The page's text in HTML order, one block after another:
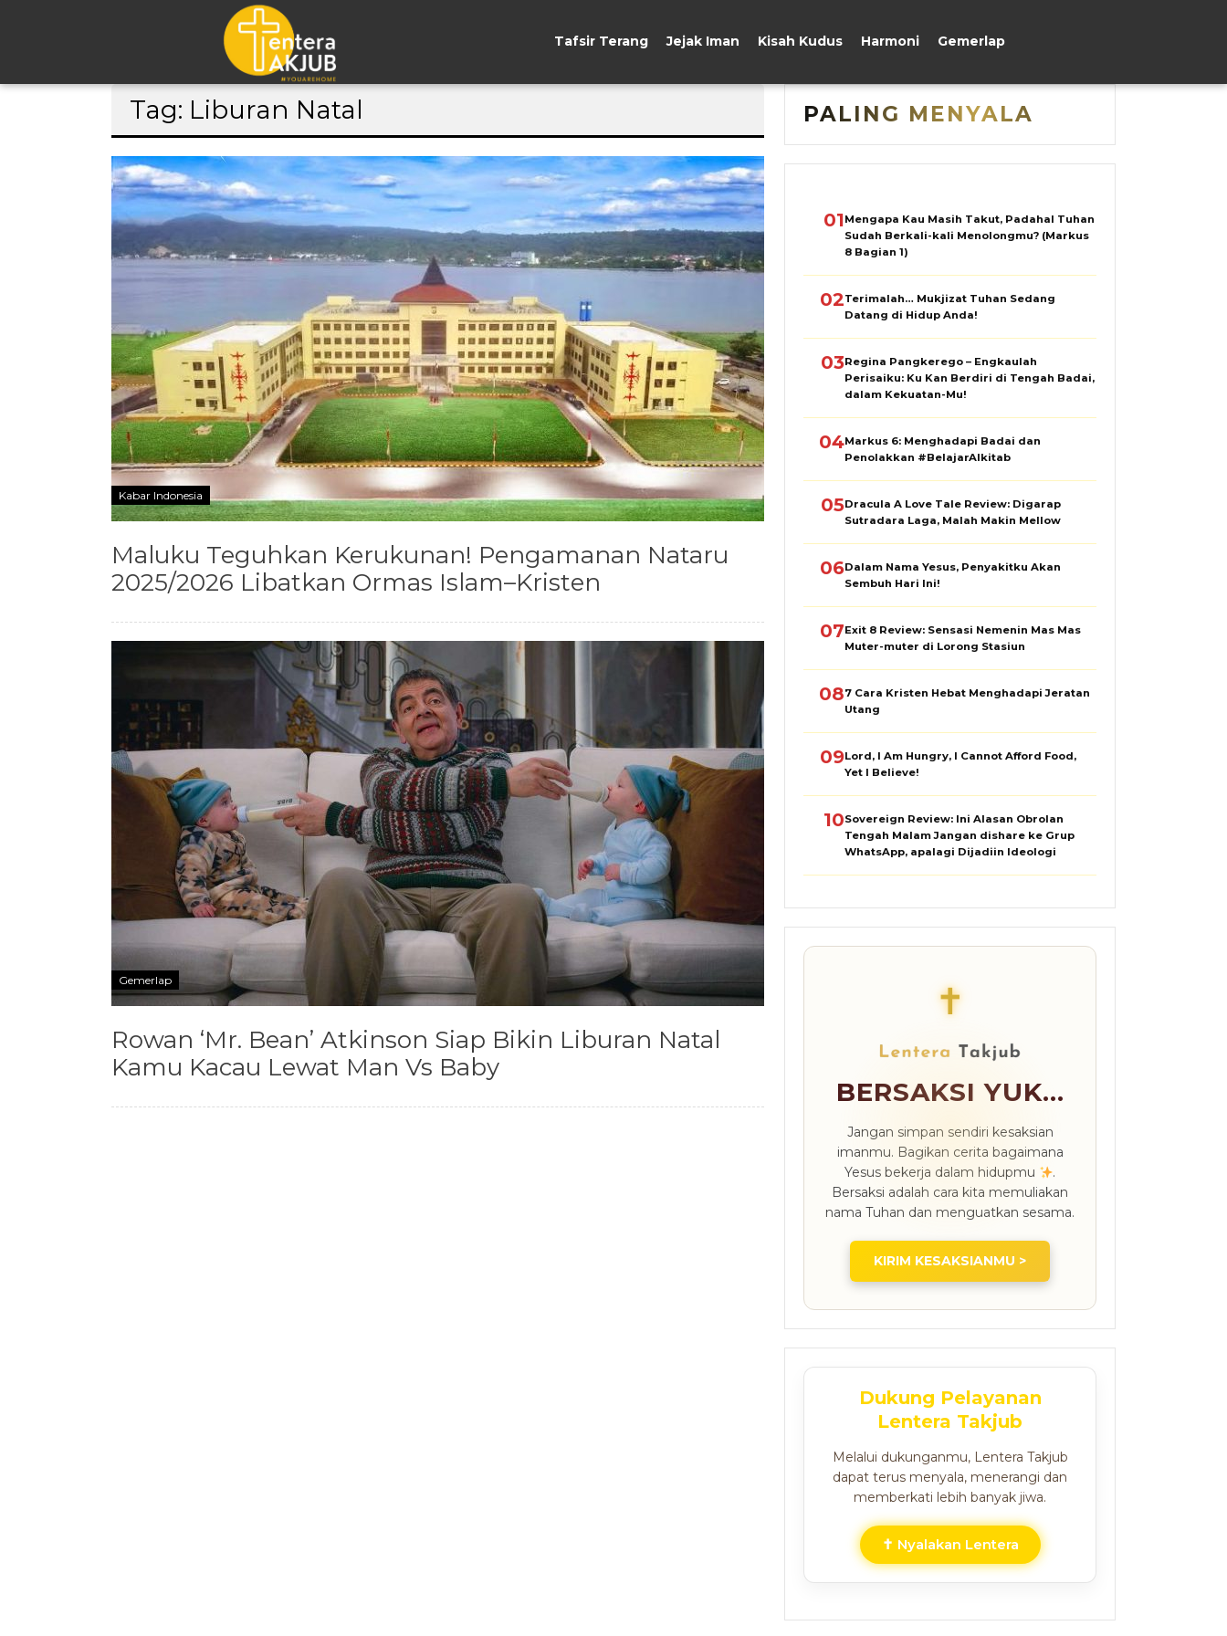
Tafsir Terang Jejak Iman Kisah Kudus Harmoni Gemerlap
Lompat
Tag: Liburan Natal
Kabar Indonesia
Maluku Teguhkan Kerukunan! Pengamanan Nataru
2025/2026 Libatkan Ormas Islam–Kristen
Gemerlap
Rowan ‘Mr. Bean’ Atkinson Siap Bikin Liburan Natal
Kamu Kacau Lewat Man Vs Baby
PALING MENYALA
01Mengapa Kau Masih Takut, Padahal Tuhan
Sudah Berkali-kali Menolongmu? (Markus
8 Bagian 1)
02Terimalah… Mukjizat Tuhan Sedang
Datang di Hidup Anda!
03Regina Pangkerego – Engkaulah
Perisaiku: Ku Kan Berdiri di Tengah Badai,
dalam Kekuatan-Mu!
04Markus 6: Menghadapi Badai dan
Penolakkan #BelajarAlkitab
05Dracula A Love Tale Review: Digarap
Sutradara Laga, Malah Makin Mellow
06Dalam Nama Yesus, Penyakitku Akan
Sembuh Hari Ini!
07Exit 8 Review: Sensasi Nemenin Mas Mas
Muter-muter di Lorong Stasiun
087 Cara Kristen Hebat Menghadapi Jeratan
Utang
09Lord, I Am Hungry, I Cannot Afford Food,
Yet I Believe!
10Sovereign Review: Ini Alasan Obrolan
Tengah Malam Jangan dishare ke Grup
WhatsApp, apalagi Dijadiin Ideologi
✝
BERSAKSI YUK...
Jangan simpan sendiri kesaksian
imanmu. Bagikan cerita bagaimana
Yesus bekerja dalam hidupmu
.
Bersaksi adalah cara kita memuliakan
nama Tuhan dan menguatkan sesama.
KIRIM KESAKSIANMU >
Dukung Pelayanan
Lentera Takjub
Melalui dukunganmu, Lentera Takjub
dapat terus menyala, menerangi dan
memberkati lebih banyak jiwa.
✝ Nyalakan Lentera